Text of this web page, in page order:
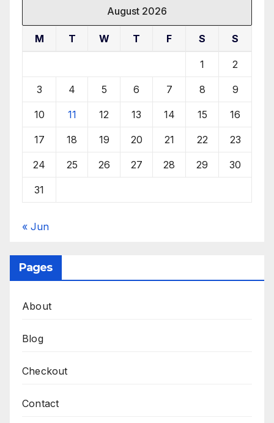
August 2026
M T W T F S S
1 2
3 4 5 6 7 8 9
10 11 12 13 14 15 16
17 18 19 20 21 22 23
24 25 26 27 28 29 30
31
« Jun
Pages
About
Blog
Checkout
Contact